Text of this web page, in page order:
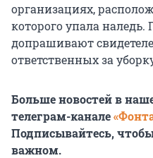
организациях,
которого упала наледь.
допрашивают
ответственных за
Больше новостей в
телеграм-канале
Подписывайтесь,
важном.